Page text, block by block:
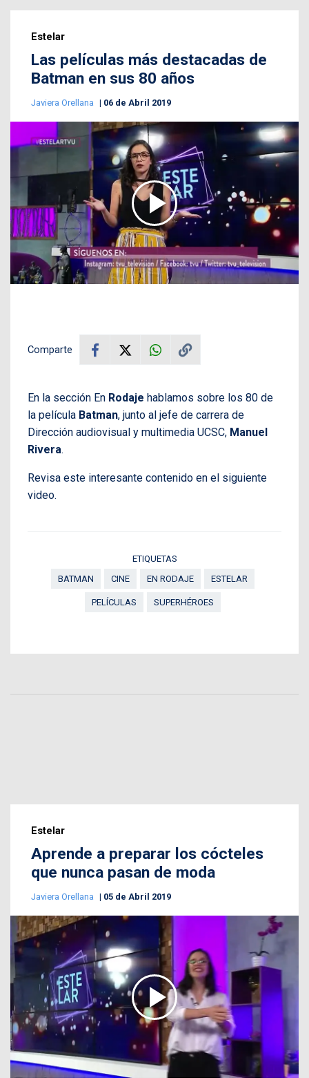
Estelar
Las películas más destacadas de
Batman en sus 80 años
Javiera Orellana 06 de Abril 2019
Comparte
En la sección En Rodaje hablamos sobre los 80 de
la película Batman, junto al jefe de carrera de
Dirección audiovisual y multimedia UCSC, Manuel
Rivera.
Revisa este interesante contenido en el siguiente
video.
ETIQUETAS
BATMAN
CINE EN RODAJE ESTELAR
PELÍCULAS SUPERHÉROES
Estelar
Aprende a preparar los cócteles
que nunca pasan de moda
Javiera Orellana 05 de Abril 2019